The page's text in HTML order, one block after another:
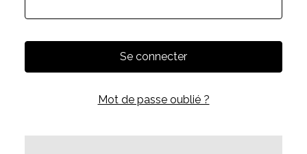
Mot de passe oublié ?